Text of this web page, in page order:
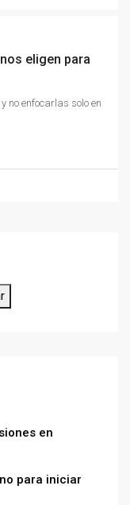
eligen para
no enfocarlas solo en
en
para iniciar